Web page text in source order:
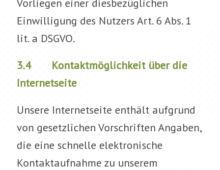
Vorliegen einer diesbezüglichen
Einwilligung des Nutzers Art. 6 Abs. 1
lit. a DSGVO.
3.4 Kontaktmöglichkeit über die
Internetseite
Unsere Internetseite enthält aufgrund
von gesetzlichen Vorschriften Angaben,
die eine schnelle elektronische
Kontaktaufnahme zu unserem